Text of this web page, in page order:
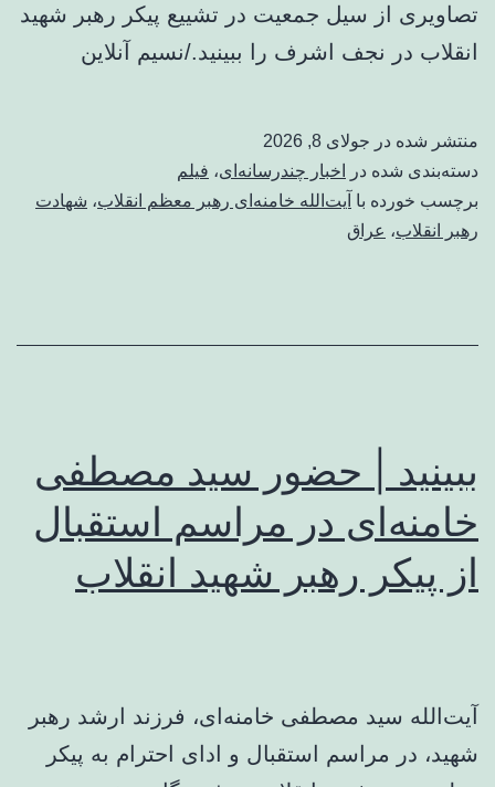
تصاویری از سیل جمعیت در تشییع پیکر رهبر شهید
انقلاب در نجف اشرف را ببینید./نسیم آنلاین
منتشر شده در جولای 8, 2026
دسته‌بندی شده در
اخبار چندرسانه‌ای، فیلم
برچسب خورده با آیت‌الله خامنه‌ای رهبر معظم انقلاب، شهادت
رهبر انقلاب، عراق
ببینید | حضور سید مصطفی
خامنه‌ای در مراسم استقبال
از پیکر رهبر شهید انقلاب
آیت‌الله سید مصطفی خامنه‌ای، فرزند ارشد رهبر
شهید، در مراسم استقبال و ادای احترام به پیکر